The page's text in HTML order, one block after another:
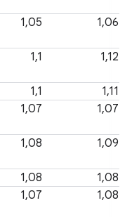
1,05 1,06
1,1 1,12
1,1
1,11
1,07 1,07
1,08 1,09
1,08
1,08
1,07 1,08